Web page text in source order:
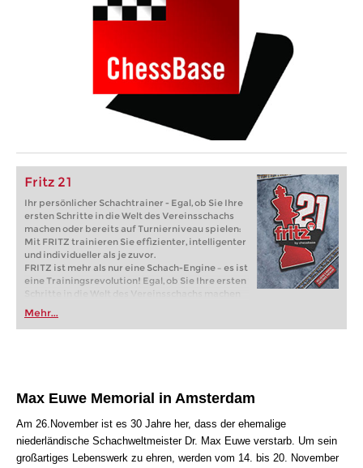
Fritz 21
Ihr persönlicher Schachtrainer - Egal, ob Sie Ihre
ersten Schritte in die Welt des Vereinsschachs
machen oder bereits auf Turnierniveau spielen:
Mit FRITZ trainieren Sie effizienter, intelligenter
und individueller als je zuvor.
FRITZ ist mehr als nur eine Schach-Engine – es ist
eine Trainingsrevolution! Egal, ob Sie Ihre ersten
Schritte in die Welt des Vereinsschachs machen
oder bereits auf Turnierniveau spielen: Mit
FRITZ trainieren Sie effizienter, intelligenter und
individueller als je zuvor.
Mehr...
Max Euwe Memorial in Amsterdam
Am 26.November ist es 30 Jahre her, dass der ehemalige
niederländische Schachweltmeister Dr. Max Euwe verstarb. Um sein
großartiges Lebenswerk zu ehren, werden vom 14. bis 20. November